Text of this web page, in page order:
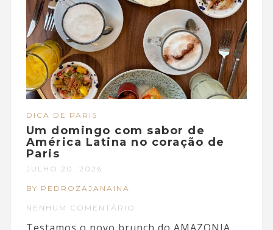
DICA DE PARIS
Um domingo com sabor de
América Latina no coração de
Paris
JULHO 20, 2026
BY PEDROZAJANAINA
NENHUM COMENTÁRIO